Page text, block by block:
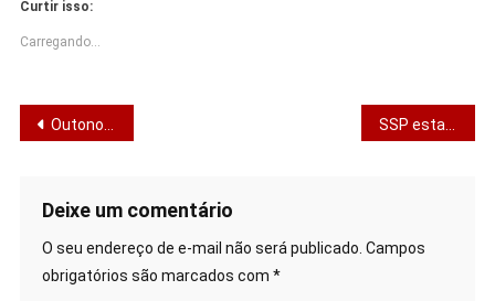
Curtir isso:
Carregando...
Navegação
Post
Outono: Por Que Pioram as Alergias e a Asma? Plano de Controle.
Deixe um comentário
O seu endereço de e-mail não será publicado. Campos
obrigatórios são marcados com *